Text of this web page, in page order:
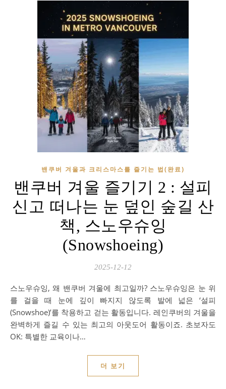
밴쿠버 겨울과 크리스마스를 즐기는 법(완료)
밴쿠버 겨울 즐기기 2 : 설피
신고 떠나는 눈 덮인 숲길 산
책, 스노우슈잉
(Snowshoeing)
2025-12-12
스노우슈잉, 왜 밴쿠버 겨울에 최고일까? 스노우슈잉은 눈 위
를 걸을 때 눈에 깊이 빠지지 않도록 발에 넓은 ‘설피
(Snowshoe)’를 착용하고 걷는 활동입니다. 레인쿠버의 겨울을
완벽하게 즐길 수 있는 최고의 아웃도어 활동이죠. 초보자도
OK: 특별한 교육이나…
더 보기